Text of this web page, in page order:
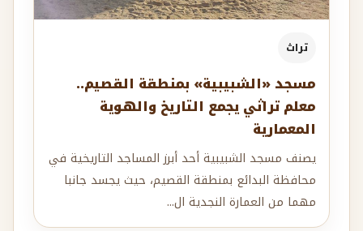
تراث
مسجد «الشبيبية» بمنطقة القصيم..
معلم تراثي يجمع التاريخ والهوية
المعمارية
يصنف مسجد الشبيبية أحد أبرز المساجد التاريخية في
محافظة البدائع بمنطقة القصيم، حيث يجسد جانبا
مهما من العمارة النجدية ال...